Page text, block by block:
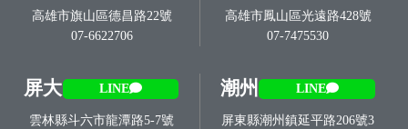
高雄市旗山區德昌路22號
07-6622706
高雄市鳳山區光遠路428號
07-7475530
屏大 LINE
雲林縣斗六市龍潭路5-7號
潮州 LINE
屏東縣潮州鎮延平路206號3